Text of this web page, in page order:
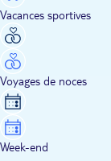
Vacances sportives
Voyages de noces
Week-end